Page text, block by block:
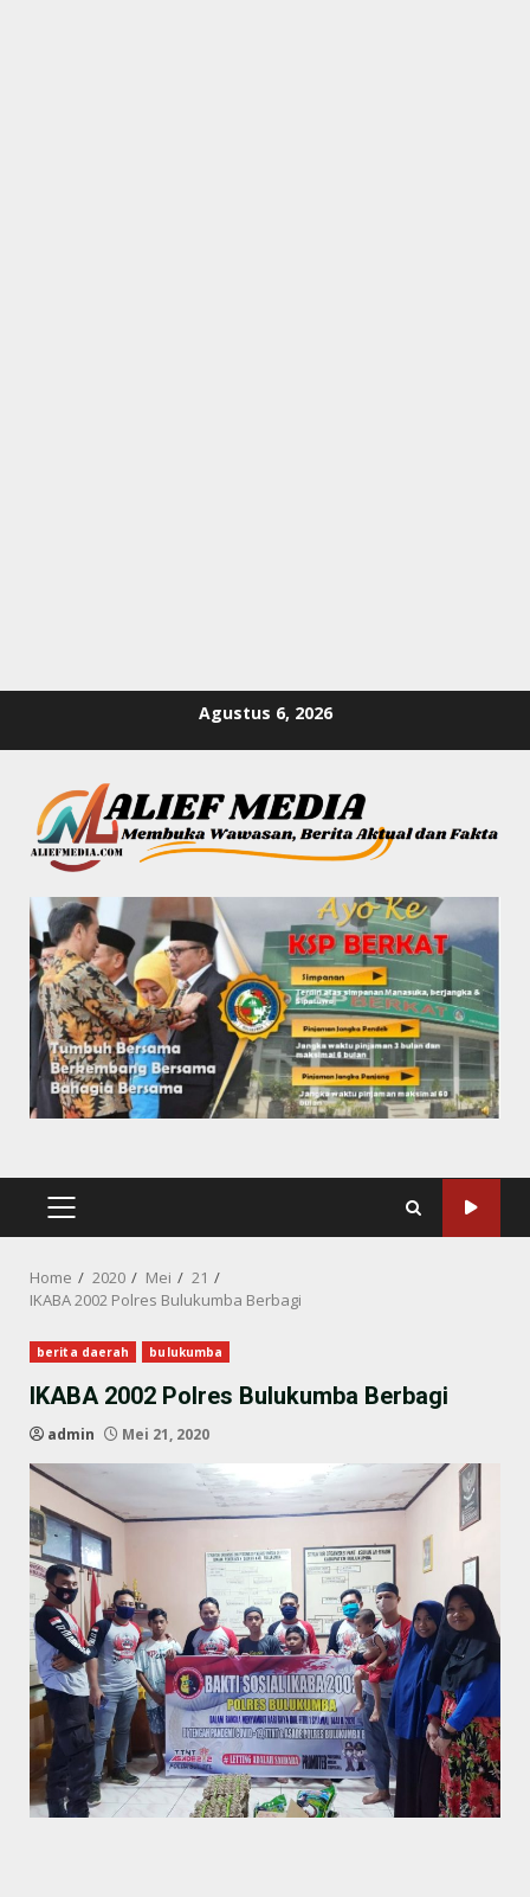
Agustus 6, 2026
PRIMARY
Home 2020 Mei
21
IKABA 2002 Polres Bulukumba Berbagi
berita daerah bulukumba
IKABA 2002 Polres Bulukumba Berbagi
admin Mei 21, 2020